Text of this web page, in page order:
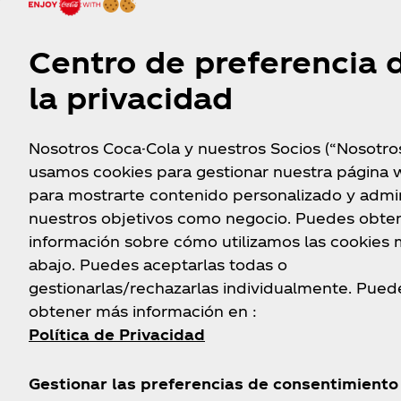
Acércate a los carros
chocones
Trae contigo una lata de
Presenta 1 lata
código de
puedas
Centro de preferencia
la privacidad
Nosotros Coca-Cola y nuestros Socios
usamos cookies para gestionar nuestra página
para mostrarte contenido personalizado y
nuestros objetivos como negocio. Puedes
información sobre cómo utilizamos las cookies
abajo. Puedes aceptarlas todas o
gestionarlas/rechazarlas individualmente.
obtener más información en :
Política de Privacidad
Gestionar las preferencias de